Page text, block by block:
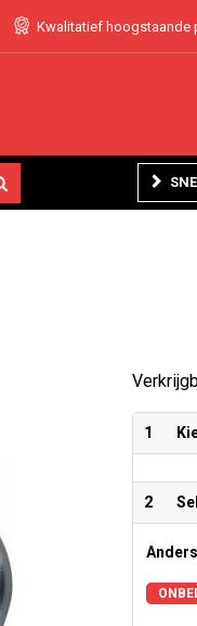
Kwalitatief hoogstaande
1
2